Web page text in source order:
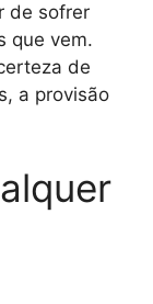
de sofrer
que vem.
de
a provisão